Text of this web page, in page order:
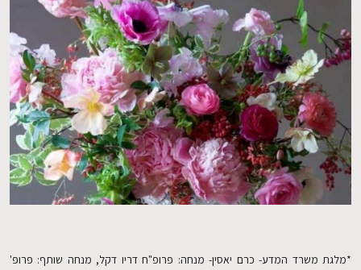
EN
*מלגת משרד המדע- כרם יאסין- מנחה: פרופ"ח דריו דקל, מנחה שותף: פרופ'